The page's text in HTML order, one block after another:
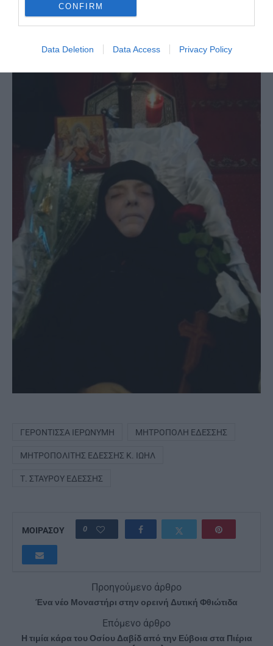
CONFIRM
Data Deletion Data Access Privacy Policy
ΓΕΡΌΝΤΙΣΣΑ ΙΕΡΩΝΎΜΗ ΜΗΤΡΌΠΟΛΗ ΕΔΈΣΣΗΣ
ΜΗΤΡΟΠΟΛΊΤΗΣ ΕΔΈΣΣΗΣ Κ. ΙΩΉΛ
Τ. ΣΤΑΥΡΟΎ ΕΔΈΣΣΗΣ
ΜΟΙΡΑΣΟΥ 0
Προηγούμενο άρθρο
Ένα νέο Μοναστήρι στην ορεινή Δυτική Φθιώτιδα
Επόμενο άρθρο
Η τιμία κάρα του Οσίου Δαβίδ από την Εύβοια στα Πιέρια